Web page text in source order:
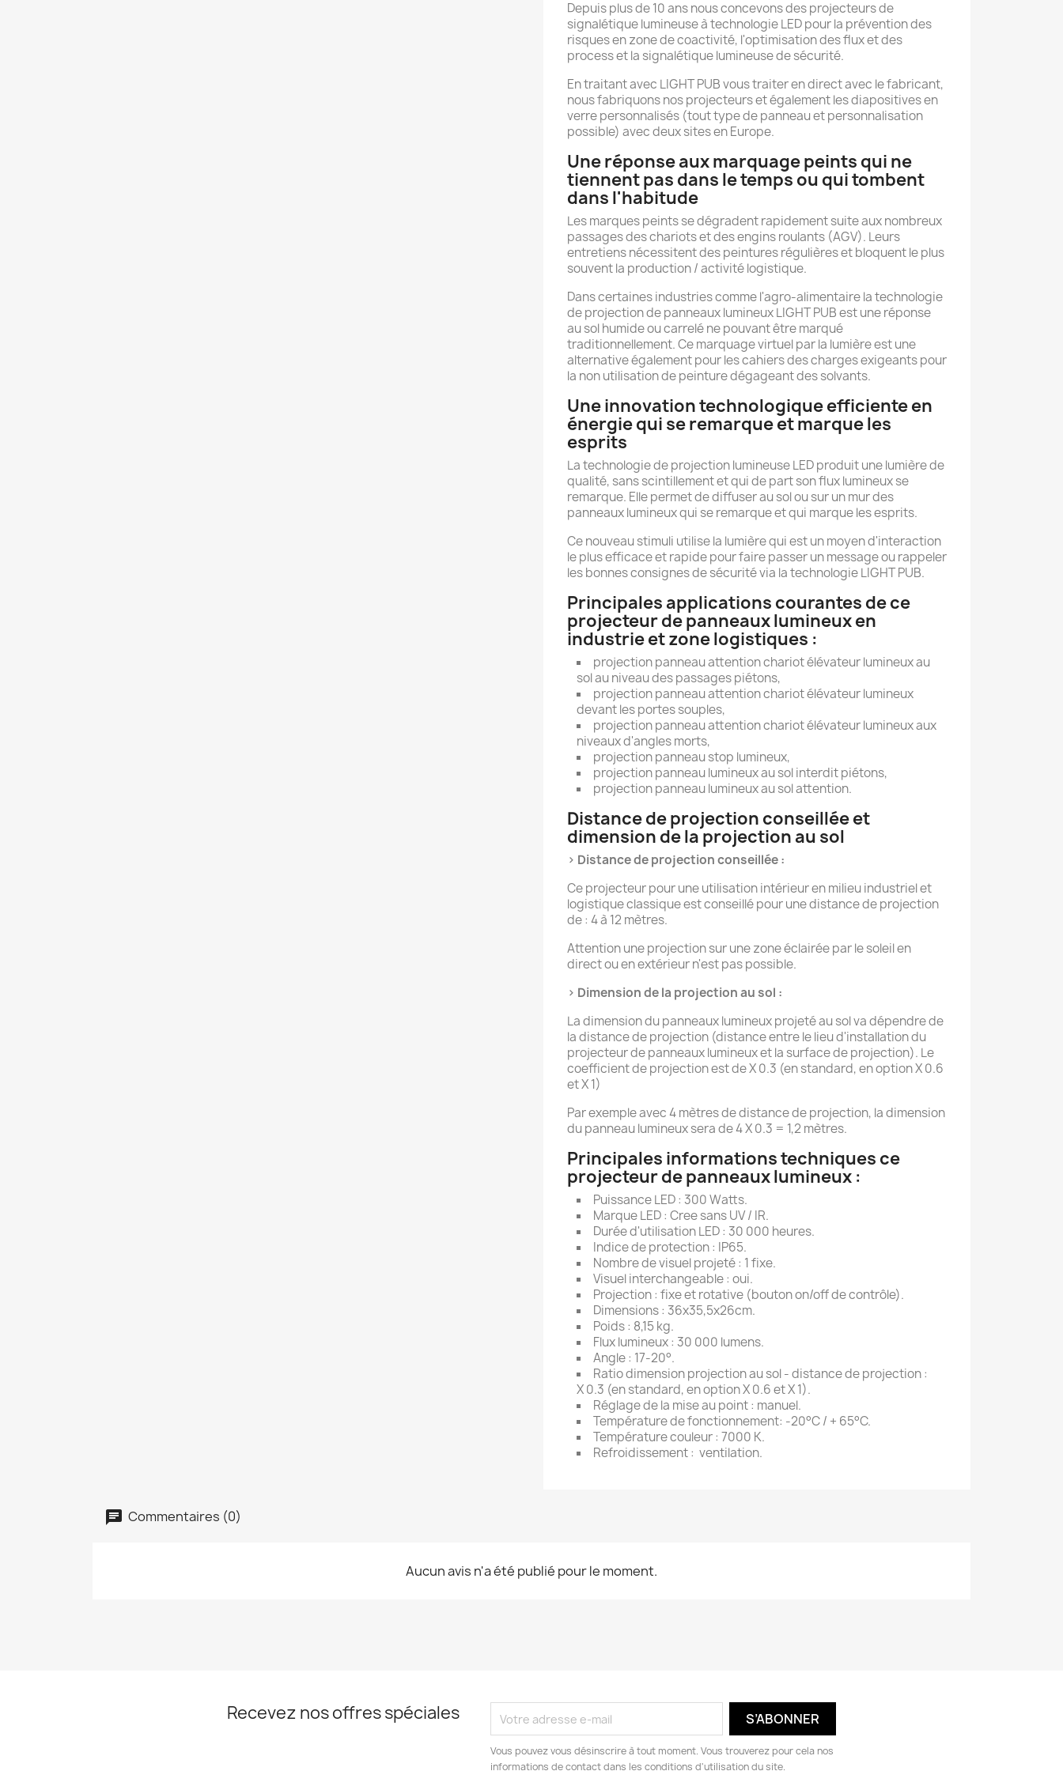
Depuis plus de 10 ans nous concevons des projecteurs de
signalétique lumineuse à technologie LED pour la prévention des
risques en zone de coactivité, l'optimisation des flux et des
process et la signalétique lumineuse de sécurité.
En traitant avec LIGHT PUB vous traiter en direct avec le fabricant,
nous fabriquons nos projecteurs et également les diapositives en
verre personnalisés (tout type de panneau et personnalisation
possible) avec deux sites en Europe.
Une réponse aux marquage peints qui ne
tiennent pas dans le temps ou qui tombent
dans l'habitude
Les marques peints se dégradent rapidement suite aux nombreux
passages des chariots et des engins roulants (AGV). Leurs
entretiens nécessitent des peintures régulières et bloquent le plus
souvent la production / activité logistique.
Dans certaines industries comme l'agro-alimentaire la technologie
de projection de panneaux lumineux LIGHT PUB est une réponse
au sol humide ou carrelé ne pouvant être marqué
traditionnellement. Ce marquage virtuel par la lumière est une
alternative également pour les cahiers des charges exigeants pour
la non utilisation de peinture dégageant des solvants.
Une innovation technologique efficiente en
énergie qui se remarque et marque les
esprits
La technologie de projection lumineuse LED produit une lumière de
qualité, sans scintillement et qui de part son flux lumineux se
remarque. Elle permet de diffuser au sol ou sur un mur des
panneaux lumineux qui se remarque et qui marque les esprits.
Ce nouveau stimuli utilise la lumière qui est un moyen d'interaction
le plus efficace et rapide pour faire passer un message ou rappeler
les bonnes consignes de sécurité via la technologie LIGHT PUB.
Principales applications courantes de ce
projecteur de panneaux lumineux en
industrie et zone logistiques :
projection panneau attention chariot élévateur lumineux au
sol au niveau des passages piétons,
projection panneau attention chariot élévateur lumineux
devant les portes souples,
projection panneau attention chariot élévateur lumineux aux
niveaux d'angles morts,
projection panneau stop lumineux,
projection panneau lumineux au sol interdit piétons,
projection panneau lumineux au sol attention.
Distance de projection conseillée et
dimension de la projection au sol
> Distance de projection conseillée :
Ce projecteur pour une utilisation intérieur en milieu industriel et
logistique classique est conseillé pour une distance de projection
de : 4 à 12 mètres.
Attention une projection sur une zone éclairée par le soleil en
direct ou en extérieur n'est pas possible.
> Dimension de la projection au sol :
La dimension du panneaux lumineux projeté au sol va dépendre de
la distance de projection (distance entre le lieu d'installation du
projecteur de panneaux lumineux et la surface de projection). Le
coefficient de projection est de X 0.3 (en standard, en option X 0.6
et X 1)
Par exemple avec 4 mètres de distance de projection, la dimension
du panneau lumineux sera de 4 X 0.3 = 1,2 mètres.
Principales informations techniques ce
projecteur de panneaux lumineux :
Puissance LED : 300 Watts.
Marque LED : Cree sans UV / IR.
Durée d'utilisation LED : 30 000 heures.
Indice de protection : IP65.
Nombre de visuel projeté : 1 fixe.
Visuel interchangeable : oui.
Projection : fixe et rotative (bouton on/off de contrôle).
Dimensions : 36x35,5x26cm.
Poids : 8,15 kg.
Flux lumineux : 30 000 lumens.
Angle : 17-20°.
Ratio dimension projection au sol - distance de projection :
X 0.3 (en standard, en option X 0.6 et X 1).
Réglage de la mise au point : manuel.
Température de fonctionnement: -20°C / + 65°C.
Température couleur : 7000 K.
Refroidissement : ventilation.
Commentaires (0)
Aucun avis n'a été publié pour le moment.
Recevez nos offres spéciales
Vous pouvez vous désinscrire à tout moment. Vous trouverez pour cela nos
informations de contact dans les conditions d'utilisation du site.